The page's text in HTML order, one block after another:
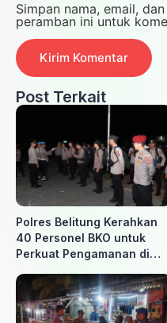
Simpan nama, email,
peramban ini untuk
Post Terkait
Polres Belitung Kerahkan
40 Personel BKO untuk
Perkuat Pengamanan di